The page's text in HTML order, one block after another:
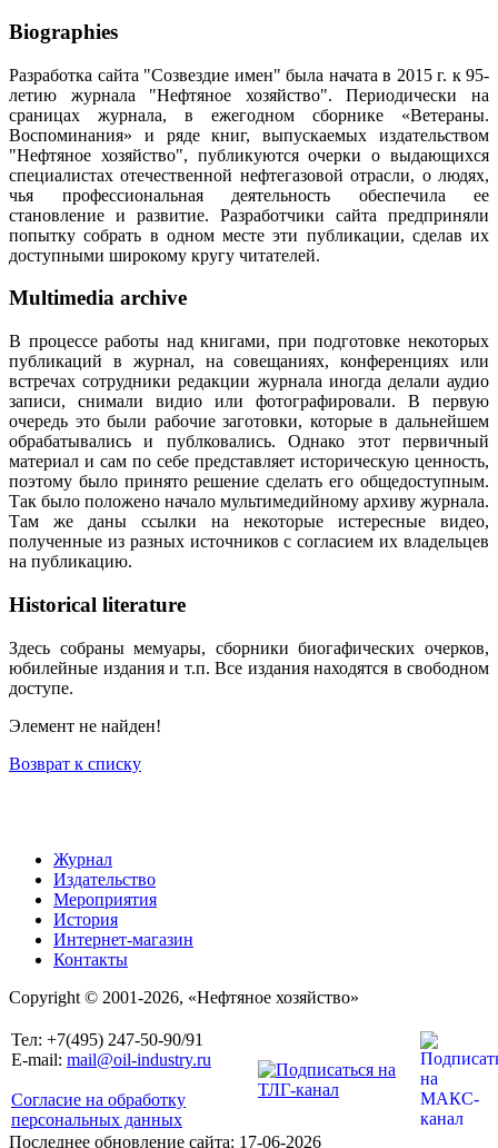
Biographies
Разработка сайта "Созвездие имен" была начата в 2015 г. к 95-
летию журнала "Нефтяное хозяйство". Периодически на
сраницах журнала, в ежегодном сборнике «Ветераны.
Воспоминания» и ряде книг, выпускаемых издательством
"Нефтяное хозяйство", публикуются очерки о выдающихся
специалистах отечественной нефтегазовой отрасли, о людях,
чья профессиональная деятельность обеспечила ее
становление и развитие. Разработчики сайта предприняли
попытку собрать в одном месте эти публикации, сделав их
доступными широкому кругу читателей.
Multimedia archive
В процессе работы над книгами, при подготовке некоторых
публикаций в журнал, на совещаниях, конференциях или
встречах сотрудники редакции журнала иногда делали аудио
записи, снимали видио или фотографировали. В первую
очередь это были рабочие заготовки, которые в дальнейшем
обрабатывались и публковались. Однако этот первичный
материал и сам по себе представляет историческую ценность,
поэтому было принято решение сделать его общедоступным.
Так было положено начало мультимедийному архиву журнала.
Там же даны ссылки на некоторые истересные видео,
полученные из разных источников с согласием их владельцев
на публикацию.
Historical literature
Здесь собраны мемуары, сборники биогафических очерков,
юбилейные издания и т.п. Все издания находятся в свободном
доступе.
Элемент не найден!
Возврат к списку
Журнал
Издательство
Мероприятия
История
Интернет-магазин
Контакты
Copyright © 2001-2026, «Нефтяное хозяйство»
Тел: +7(495) 247-50-90/91
E-mail: mail@oil-industry.ru
Согласие на обработку
персональных данных
Последнее обновление сайта: 17-06-2026